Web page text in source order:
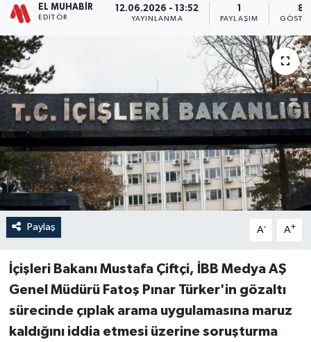
EL MUHABIR
EDITÖR
12.06.2026 - 13:52
YAYINLANMA PAYLAŞIM
8
Paylaş A- A+
İçişleri Bakanı Mustafa Çiftçi, İBB Medya AŞ
Genel Müdürü Fatoş Pınar Türker'in gözaltı
sürecinde çıplak arama uygulamasına maruz
kaldığını iddia etmesi üzerine soruşturma